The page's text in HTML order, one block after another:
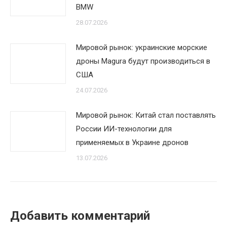
BMW
28.07.2026
Мировой рынок: украинские морские
дроны Magura будут производиться в
США
24.07.2026
Мировой рынок: Китай стал поставлять
России ИИ-технологии для
применяемых в Украине дронов
13.07.2026
Добавить комментарий